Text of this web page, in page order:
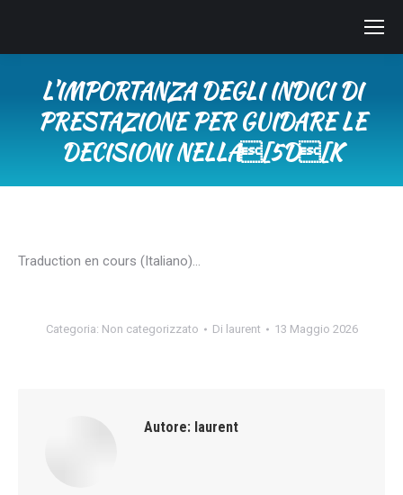
L’IMPORTANZA DEGLI INDICI DI
PRESTAZIONE PER GUIDARE LE
DECISIONI NELLA[5D[K
Traduction en cours (Italiano)…
Categoria: Non categorizzato Di laurent 13 Maggio 2026
Autore: laurent